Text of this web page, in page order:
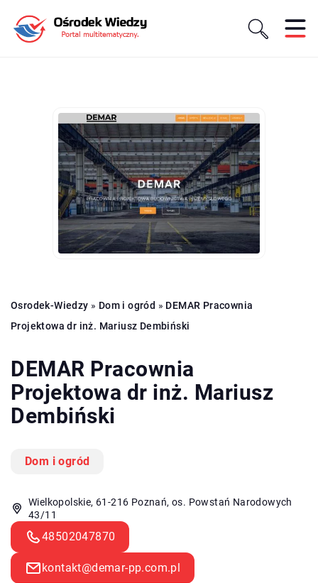
Osrodek-Wiedzy » Dom i ogród » DEMAR Pracownia
Projektowa dr inż. Mariusz Dembiński
DEMAR Pracownia
Projektowa dr inż. Mariusz
Dembiński
Dom i ogród
Wielkopolskie, 61-216 Poznań, os. Powstań Narodowych
43/11
48502047870
kontakt@demar-pp.com.pl